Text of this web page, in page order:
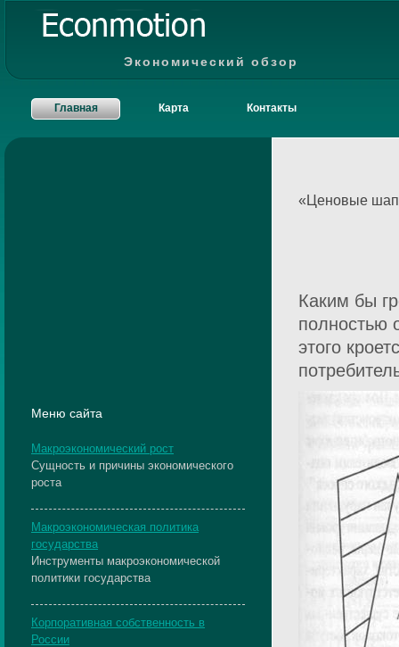
Экономический обзор
Главная Карта Контакты
«Ценовые
Каким бы
полностью
этого
Меню сайта
Макроэкономический рост
Сущность и причины экономического
роста
Макроэкономическая политика
государства
Инструменты макроэкономической
политики государства
Корпоративная собственность в
России